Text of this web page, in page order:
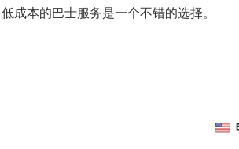
成本的巴士服务是一个不错的选择。